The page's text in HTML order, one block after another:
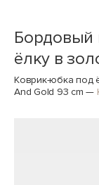
Бордовый
ёлку в
Коврик-юбка под
And Gold 93 cm —